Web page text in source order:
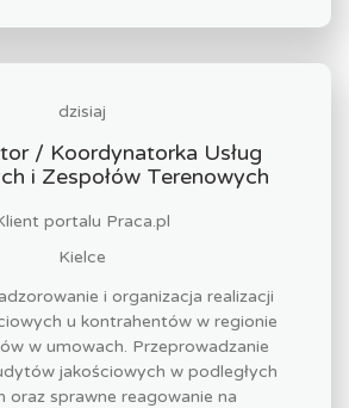
dzisiaj
/ Koordynatorka Usług
i Zespołów Terenowych
portalu Praca.pl
Kielce
i organizacja realizacji
u kontrahentów w regionie
w umowach. Przeprowadzanie
jakościowych w podległych
oraz sprawne reagowanie na